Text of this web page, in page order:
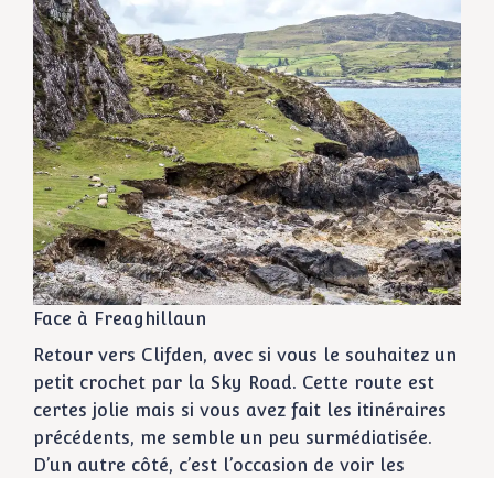
Face à Freaghillaun
Retour vers Clifden, avec si vous le souhaitez un
petit crochet par la Sky Road. Cette route est
certes jolie mais si vous avez fait les itinéraires
précédents, me semble un peu surmédiatisée.
D’un autre côté, c’est l’occasion de voir les